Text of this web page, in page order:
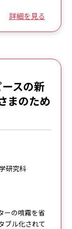
詳細を見る
スの新
まのため
研究科
ーの噴霧を省
ブル化されて